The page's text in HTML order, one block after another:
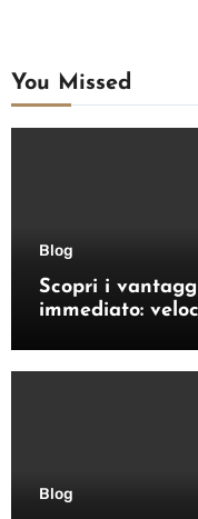
You Missed
Blog
Scopri i
immediato:
Blog